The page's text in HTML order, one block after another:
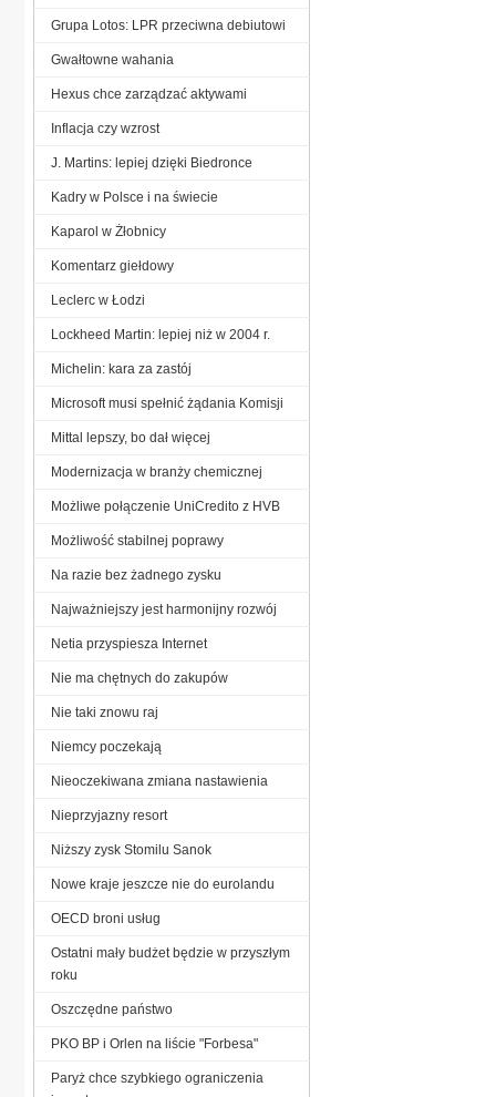
Grupa Lotos: LPR przeciwna debiutowi
Gwałtowne wahania
Hexus chce zarządzać aktywami
Inflacja czy wzrost
J. Martins: lepiej dzięki Biedronce
Kadry w Polsce i na świecie
Kaparol w Żłobnicy
Komentarz giełdowy
Leclerc w Łodzi
Lockheed Martin: lepiej niż w 2004 r.
Michelin: kara za zastój
Microsoft musi spełnić żądania Komisji
Mittal lepszy, bo dał więcej
Modernizacja w branży chemicznej
Możliwe połączenie UniCredito z HVB
Możliwość stabilnej poprawy
Na razie bez żadnego zysku
Najważniejszy jest harmonijny rozwój
Netia przyspiesza Internet
Nie ma chętnych do zakupów
Nie taki znowu raj
Niemcy poczekają
Nieoczekiwana zmiana nastawienia
Nieprzyjazny resort
Niższy zysk Stomilu Sanok
Nowe kraje jeszcze nie do eurolandu
OECD broni usług
Ostatni mały budżet będzie w przyszłym
roku
Oszczędne państwo
PKO BP i Orlen na liście "Forbesa"
Paryż chce szybkiego ograniczenia